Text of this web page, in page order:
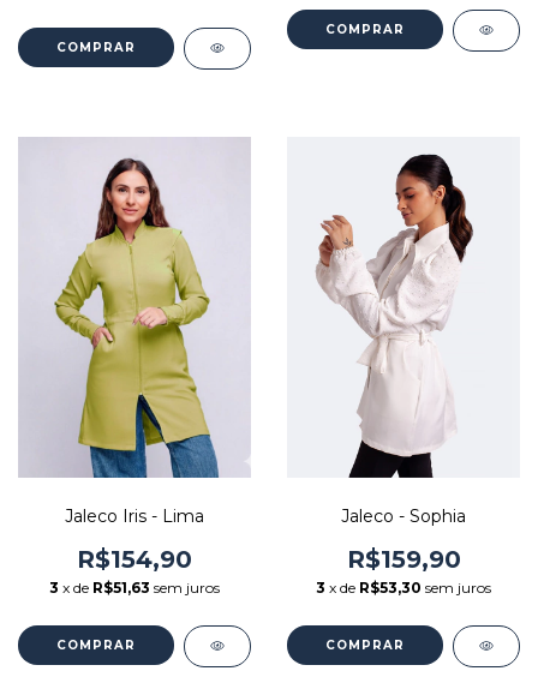
COMPRAR
COMPRAR
Jaleco Iris - Lima
R$154,90
3 x de R$51,63 sem juros
COMPRAR
Jaleco - Sophia
R$159,90
3 x de R$53,30 sem juros
COMPRAR